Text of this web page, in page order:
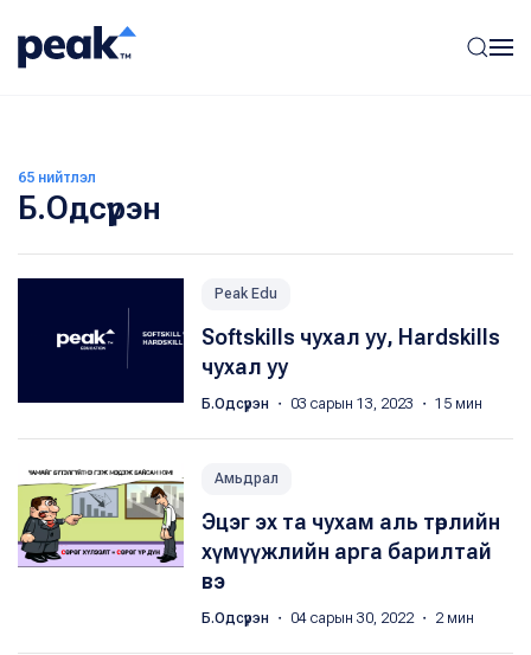
65 нийтлэл
Б.Одсүрэн
Peak Edu
Softskills чухал уу, Hardskills
чухал уу
Б.Одсүрэн ・ 03 сарын 13, 2023 ・ 15 мин
Амьдрал
Эцэг эх та чухам аль төрлийн
хүмүүжлийн арга барилтай
вэ
Б.Одсүрэн ・ 04 сарын 30, 2022 ・ 2 мин